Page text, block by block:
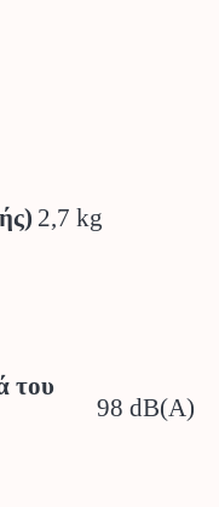
2,7 kg
του
98 dB(A)